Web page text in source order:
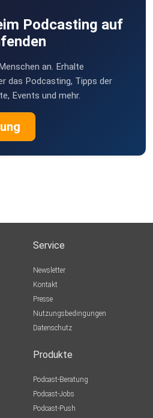
Podcasting auf
an. Erhalte
das Podcasting, Tipps der
Events und mehr.
Service
Newsletter
Kontakt
Presse
Nutzungsbedingungen
Datenschutz
Produkte
Podcast-Beratung
Podcast-Jobs
Podcast-Push